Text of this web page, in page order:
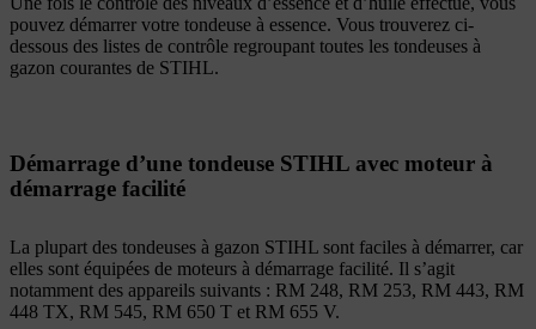
pouvez démarrer votre tondeuse à essence. Vous trouverez ci-
dessous des listes de contrôle regroupant toutes les tondeuses à
gazon courantes de STIHL.
Démarrage d’une tondeuse STIHL avec moteur à
démarrage facilité
La plupart des tondeuses à gazon STIHL sont faciles à démarrer, car
elles sont équipées de moteurs à démarrage facilité. Il s’agit
notamment des appareils suivants : RM 248, RM 253, RM 443, RM
448 TX, RM 545, RM 650 T et RM 655 V.